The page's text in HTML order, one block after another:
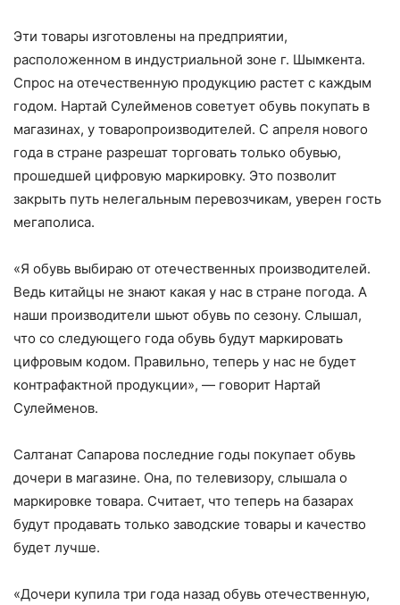
Эти товары изготовлены на предприятии,
расположенном в индустриальной зоне г. Шымкента.
Спрос на отечественную продукцию растет с каждым
годом. Нартай Сулейменов советует обувь покупать в
магазинах, у товаропроизводителей. С апреля нового
года в стране разрешат торговать только обувью,
прошедшей цифровую маркировку. Это позволит
закрыть путь нелегальным перевозчикам, уверен гость
мегаполиса.
«Я обувь выбираю от отечественных производителей.
Ведь китайцы не знают какая у нас в стране погода. А
наши производители шьют обувь по сезону. Слышал,
что со следующего года обувь будут маркировать
цифровым кодом. Правильно, теперь у нас не будет
контрафактной продукции», — говорит Нартай
Сулейменов.
Салтанат Сапарова последние годы покупает обувь
дочери в магазине. Она, по телевизору, слышала о
маркировке товара. Считает, что теперь на базарах
будут продавать только заводские товары и качество
будет лучше.
«Дочери купила три года назад обувь отечественную,